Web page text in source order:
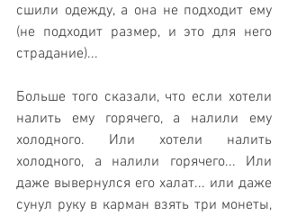
сшили одежду, а она не подходит ему
(не подходит размер, и это для него
страдание)...
Больше того сказали, что если хотели
налить ему горячего, а налили ему
холодного. Или хотели налить
холодного, а налили горячего... Или
даже вывернулся его халат... или даже
сунул руку в карман взять три монеты,